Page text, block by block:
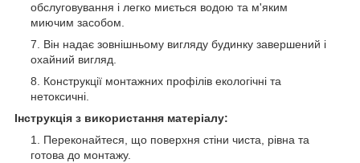
обслуговування і легко миється водою та м'яким
миючим засобом.
Він надає зовнішньому вигляду будинку завершений і
охайний вигляд.
Конструкції монтажних профілів екологічні та
нетоксичні.
Інструкція з використання матеріалу:
Переконайтеся, що поверхня стіни чиста, рівна та
готова до монтажу.